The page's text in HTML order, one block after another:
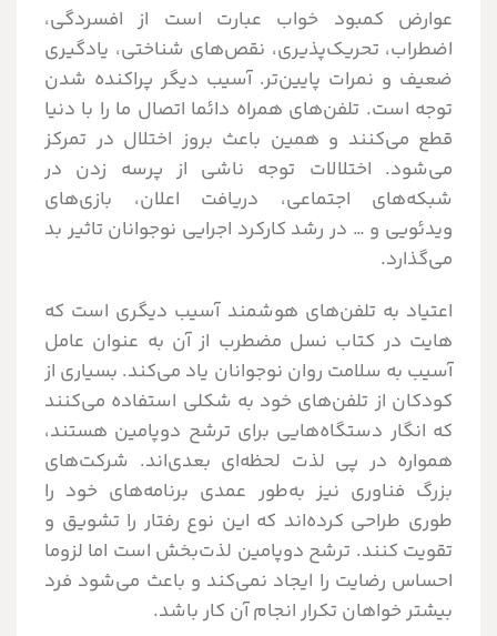
عوارض کمبود خواب عبارت است از افسردگی،
اضطراب، تحریک‌پذیری، نقص‌های شناختی، یادگیری
ضعیف و نمرات پایین‌تر. آسیب دیگر پراکنده شدن
توجه است. تلفن‌های همراه دائما اتصال ما را با دنیا
قطع می‌کنند و همین باعث بروز اختلال در تمرکز
می‌شود. اختلالات توجه ناشی از پرسه زدن در
شبکه‌های اجتماعی، دریافت اعلان، بازی‌های
ویدئویی و … در رشد کارکرد اجرایی نوجوانان تاثیر بد
می‌گذارد.
اعتیاد به تلفن‌های هوشمند آسیب دیگری است که
هایت در کتاب نسل مضطرب از آن به عنوان عامل
آسیب به سلامت روان نوجوانان یاد می‌کند. بسیاری از
کودکان از تلفن‌های خود به شکلی استفاده می‌کنند
که انگار دستگاه‌هایی برای ترشح دوپامین هستند،
همواره در پی لذت لحظه‌ای بعدی‌اند. شرکت‌های
بزرگ فناوری نیز به‌طور عمدی برنامه‌های خود را
طوری طراحی کرده‌اند که این نوع رفتار را تشویق و
تقویت کنند. ترشح دوپامین لذت‌بخش است اما لزوما
احساس رضایت را ایجاد نمی‌کند و باعث می‌شود فرد
بیشتر خواهان تکرار انجام آن کار باشد.